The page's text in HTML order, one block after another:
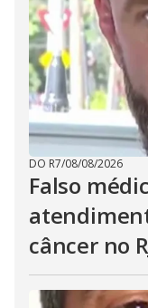
DO R7/08/08/2026
Falso
câncer no